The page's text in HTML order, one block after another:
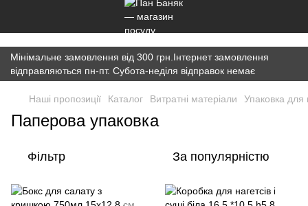
})(window,document,'script','dataLayer','GTM-K7JWBM2W');
Мінімальне замовлення від 300 грн.Інтернет замовлення
відправляються пн-пт. Субота-неділя відправок немає
Наші пропозиції Каталог Витратні матеріали Упаковка для
Паперова упаковка
Фільтр За популярністю